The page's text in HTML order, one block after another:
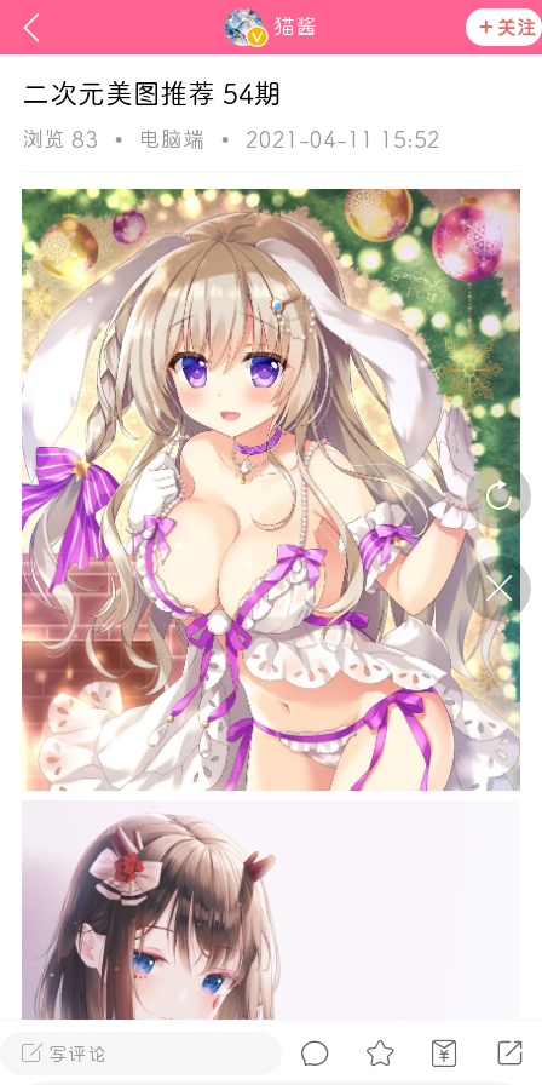
猫酱 关注
ss
区发布非法内容 发现立即永久封号
官方公告
177
P站美图推荐——条纹过膝袜（二）
隐藏 0
P站美图推荐——紫发特辑
隐藏
P站美图推荐——透视装特辑（二）
0
写评论
二次元美图推荐 54期
浏览 83 • 电脑端 • 2021-04-11 15:52